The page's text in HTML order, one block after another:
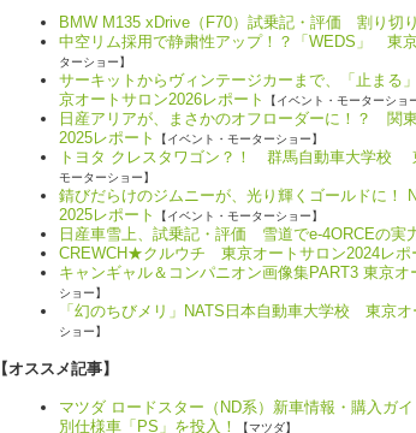
BMW M135 xDrive（F70）試乗記・評価 割り切
中空リム採用で静粛性アップ！？「WEDS」 東
ターショー】
サーキットからヴィンテージカーまで、「止ま
京オートサロン2026レポート
【イベント・モーターショ
日産アリアが、まさかのオフローダーに！？ 関
2025レポート
【イベント・モーターショー】
トヨタ クレスタワゴン？！ 群馬自動車大学校
モーターショー】
錆びだらけのジムニーが、光り輝くゴールドに
2025レポート
【イベント・モーターショー】
日産車雪上、試乗記・評価 雪道でe-4ORCEの実
CREWCH★クルウチ 東京オートサロン2024レポ
キャンギャル＆コンパニオン画像集PART3 東京オ
ショー】
「幻のちびメリ」NATS日本自動車大学校 東京オ
ショー】
【オススメ記事】
マツダ ロードスター（ND系）新車情報・購入ガ
別仕様車「PS」を投入！
【マツダ】